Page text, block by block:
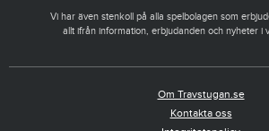
Vi har även stenkoll på alla spelbolagen som
allt ifrån information, erbjudanden och nyheter i
Om Travstugan.se
Kontakta oss